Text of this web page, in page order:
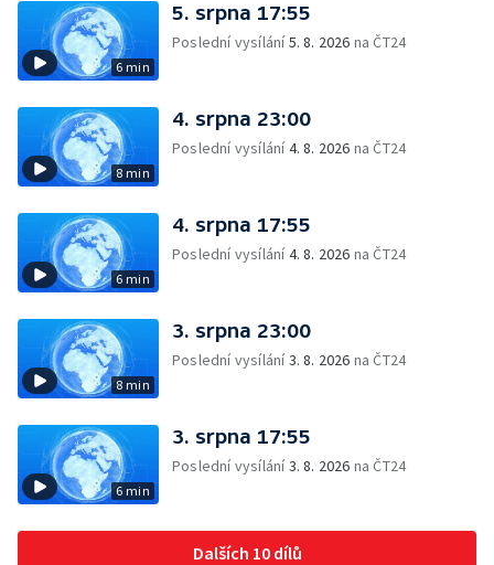
6 min
5. srpna 17:55
Poslední vysílání5. 8. 2026 na ČT24
8 min
4. srpna 23:00
Poslední vysílání4. 8. 2026 na ČT24
6 min
4. srpna 17:55
Poslední vysílání4. 8. 2026 na ČT24
8 min
3. srpna 23:00
Poslední vysílání3. 8. 2026 na ČT24
6 min
3. srpna 17:55
Poslední vysílání3. 8. 2026 na ČT24
Dalších 10 dílů